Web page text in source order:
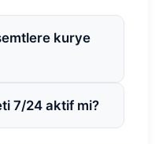
kurye
7/24 aktif mi?